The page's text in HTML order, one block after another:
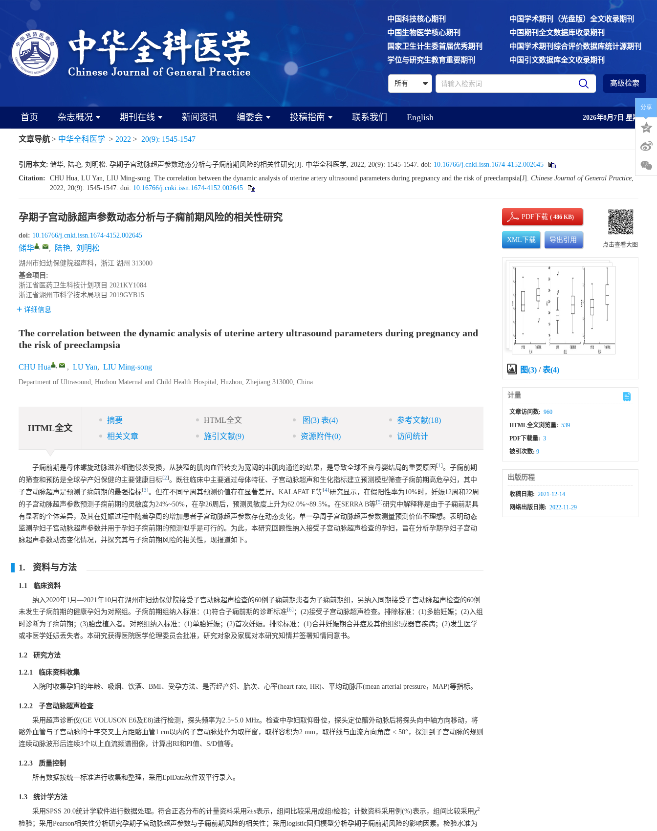
中国科技核心期刊
中国学术期刊（光盘版）全文收录期刊
中国生物医学核心期刊
中国期刊全文数据库收录期刊
国家卫生计生委首届优秀期刊
中国学术期刊综合评价数据库统计源期刊
学位与研究生教育重要期刊
中国引文数据库全文收录期刊
高级检索
首页 杂志概况 期刊在线 新闻资讯 编委会 投稿指南 联系我们 English 2026年8月7日 星期五
文章导航 > 中华全科医学 > 2022 > 20(9): 1545-1547
引用本文: 储华, 陆艳, 刘明松. 孕期子宫动脉超声参数动态分析与子痫前期风险的相关性研究[J]. 中华全科医学, 2022, 20(9): 1545-1547. doi: 10.16766/j.cnki.issn.1674-4152.002645
Citation:
CHU Hua, LU Yan, LIU Ming-song. The correlation between the dynamic analysis of uterine artery ultrasound parameters during pregnancy and the risk of preeclampsia[J]. Chinese Journal of General Practice,
2022, 20(9): 1545-1547. doi: 10.16766/j.cnki.issn.1674-4152.002645
孕期子宫动脉超声参数动态分析与子痫前期风险的相关性研究
doi: 10.16766/j.cnki.issn.1674-4152.002645
储华 , , 陆艳, 刘明松
湖州市妇幼保健院超声科，浙江 湖州 313000
基金项目:
浙江省医药卫生科技计划项目 2021KY1084
浙江省湖州市科学技术局项目 2019GYB15
详细信息
The correlation between the dynamic analysis of uterine artery ultrasound parameters during pregnancy and
the risk of preeclampsia
CHU Hua , , LU Yan, LIU Ming-song
Department of Ultrasound, Huzhou Maternal and Child Health Hospital, Huzhou, Zhejiang 313000, China
HTML全文
摘要 HTML全文 图(3)表(4) 参考文献(18)
相关文章
施引文献(9) 资源附件(0) 访问统计
子痫前期是母体螺旋动脉滋养细胞侵袭受损，从狭窄的肌肉血管转变为宽阔的非肌肉通道的结果，是导致全球不良母婴结局的重要原因 [1 ]。子痫前期
的筛查和预防是全球孕产妇保健的主要健康目标[2]。既往临床中主要通过母体特征、子宫动脉超声和生化指标建立预测模型筛查子痫前期高危孕妇，其中
子宫动脉超声是预测子痫前期的最强指标[3]。但在不同孕周其预测价值存在显著差异。KALAFAT E等[4]研究显示，在假阳性率为10%时，妊娠12周和22周
的子宫动脉超声参数预测子痫前期的灵敏度为24%~50%，在孕26周后，预测灵敏度上升为62.0%~89.5%。在SERRA B等[5]研究中解释称是由于子痫前期具
有显著的个体差异，及其在妊娠过程中随着孕周的增加患者子宫动脉超声参数存在动态变化，单一孕周子宫动脉超声参数测量预测价值不理想。表明动态
监测孕妇子宫动脉超声参数并用于孕妇子痫前期的预测似乎是可行的。为此，本研究回顾性纳入接受子宫动脉超声检查的孕妇，旨在分析孕期孕妇子宫动
脉超声参数动态变化情况，并探究其与子痫前期风险的相关性，现报道如下。
1. 资料与方法
1.1 临床资料
纳入2020年1月—2021年10月在湖州市妇幼保健院接受子宫动脉超声检查的60例子痫前期患者为子痫前期组，另纳入同期接受子宫动脉超声检查的60例
未发生子痫前期的健康孕妇为对照组。子痫前期组纳入标准：(1)符合子痫前期的诊断标准[6] ；(2)接受子宫动脉超声检查。排除标准：(1)多胎妊娠；(2)入组
时诊断为子痫前期；(3)胎盘植入者。对照组纳入标准：(1)单胎妊娠；(2)首次妊娠。排除标准：(1)合并妊娠期合并症及其他组织或器官疾病；(2)发生医学
或非医学妊娠丢失者。本研究获得医院医学伦理委员会批准，研究对象及家属对本研究知情并签署知情同意书。
1.2 研究方法
1.2.1 临床资料收集
入院时收集孕妇的年龄、吸烟、饮酒、BMI、受孕方法、是否经产妇、胎次、心率(heart rate, HR)、平均动脉压(mean arterial pressure，MAP)等指标。
1.2.2 子宫动脉超声检查
采用超声诊断仪(GE VOLUSON E6及E8)进行检测，探头频率为2.5~5.0 MHz。检查中孕妇取仰卧位，探头定位髂外动脉后将探头向中轴方向移动，将
髂外血管与子宫动脉的十字交叉上方距髂血管1 cm以内的子宫动脉处作为取样窗，取样容积为2 mm，取样线与血流方向角度 < 50°，探测到子宫动脉的规则
连续动脉波形后连续3个以上血流频谱图像，计算出RI和PI值、S/D值等。
1.2.3 质量控制
所有数据按统一标准进行收集和整理，采用EpiData软件双平行录入。
1.3 统计学方法
采用SPSS 20.0统计学软件进行数据处理。符合正态分布的计量资料采用x±s表示，组间比较采用成组t检验；计数资料采用例(%)表示，组间比较采用χ2
检验；采用Pearson相关性分析研究孕期子宫动脉超声参数与子痫前期风险的相关性；采用logistic回归模型分析孕期子痫前期风险的影响因素。检验水准为
PDF下载( 486 KB)
XML下载 导出引用
点击查看大图
图(3) /表(4)
计量
文章访问数: 960
HTML全文浏览量: 539
PDF下载量: 3
被引次数:9
出版历程
收稿日期: 2021-12-14
网络出版日期: 2022-11-29
分享